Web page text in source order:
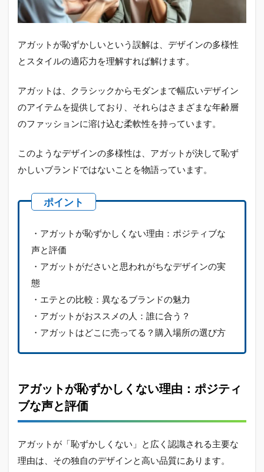
アガットが恥ずかしいという誤解は、デザインの多様性
とスタイルの適応力を理解すれば解けます。
アガットは、クラシックからモダンまで幅広いデザイン
のアイテムを提供しており、それらはさまざまな年齢層
のファッションに溶け込む柔軟性を持っています。
このようなデザインの多様性は、アガットが決して恥ず
かしいブランドではないことを物語っています。
・アガットが恥ずかしくない理由：ポジティブな
声と評価
・アガットがださいと思われがちなデザインの実
態
・エテとの比較：異なるブランドの魅力
・アガットがおススメの人：誰に合う？
・アガットはどこに売ってる？購入場所の選び方
アガットが恥ずかしくない理由：ポジティ
ブな声と評価
アガットが「恥ずかしくない」と広く認識される主要な
理由は、その独自のデザインと高い品質にあります。